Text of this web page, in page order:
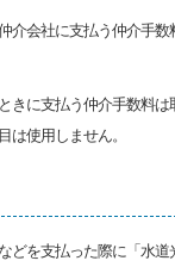
介会社に支払う仲介手数
きに支払う仲介手数料
は使用しません。
どを支払った際に「水道